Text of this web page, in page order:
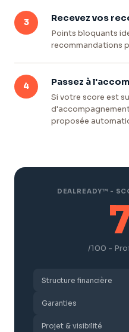
3 Recevez vos
Points bloquants
recommandations
4 Passez à
Si votre score est
proposée
DEALREADY™ -
/100 -
Structure financière
Garanties
Projet & visibilité